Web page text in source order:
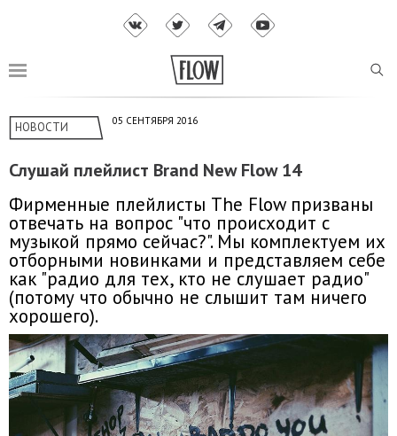
НОВОСТИ 05 СЕНТЯБРЯ 2016
Слушай плейлист Brand New Flow 14
Фирменные плейлисты The Flow призваны
отвечать на вопрос "что происходит с
музыкой прямо сейчас?". Мы комплектуем их
отборными новинками и представляем себе
как "радио для тех, кто не слушает радио"
(потому что обычно не слышит там ничего
хорошего).